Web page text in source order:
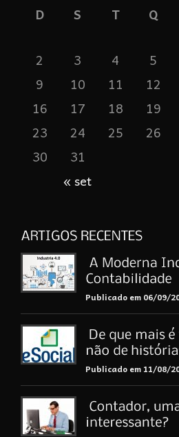
D S T Q
« set
2
3 4 5
9
10 11 12
16
17 18 19
23
24 25 26
30
31
Publicado em 06/09/
Publicado em 11/08/